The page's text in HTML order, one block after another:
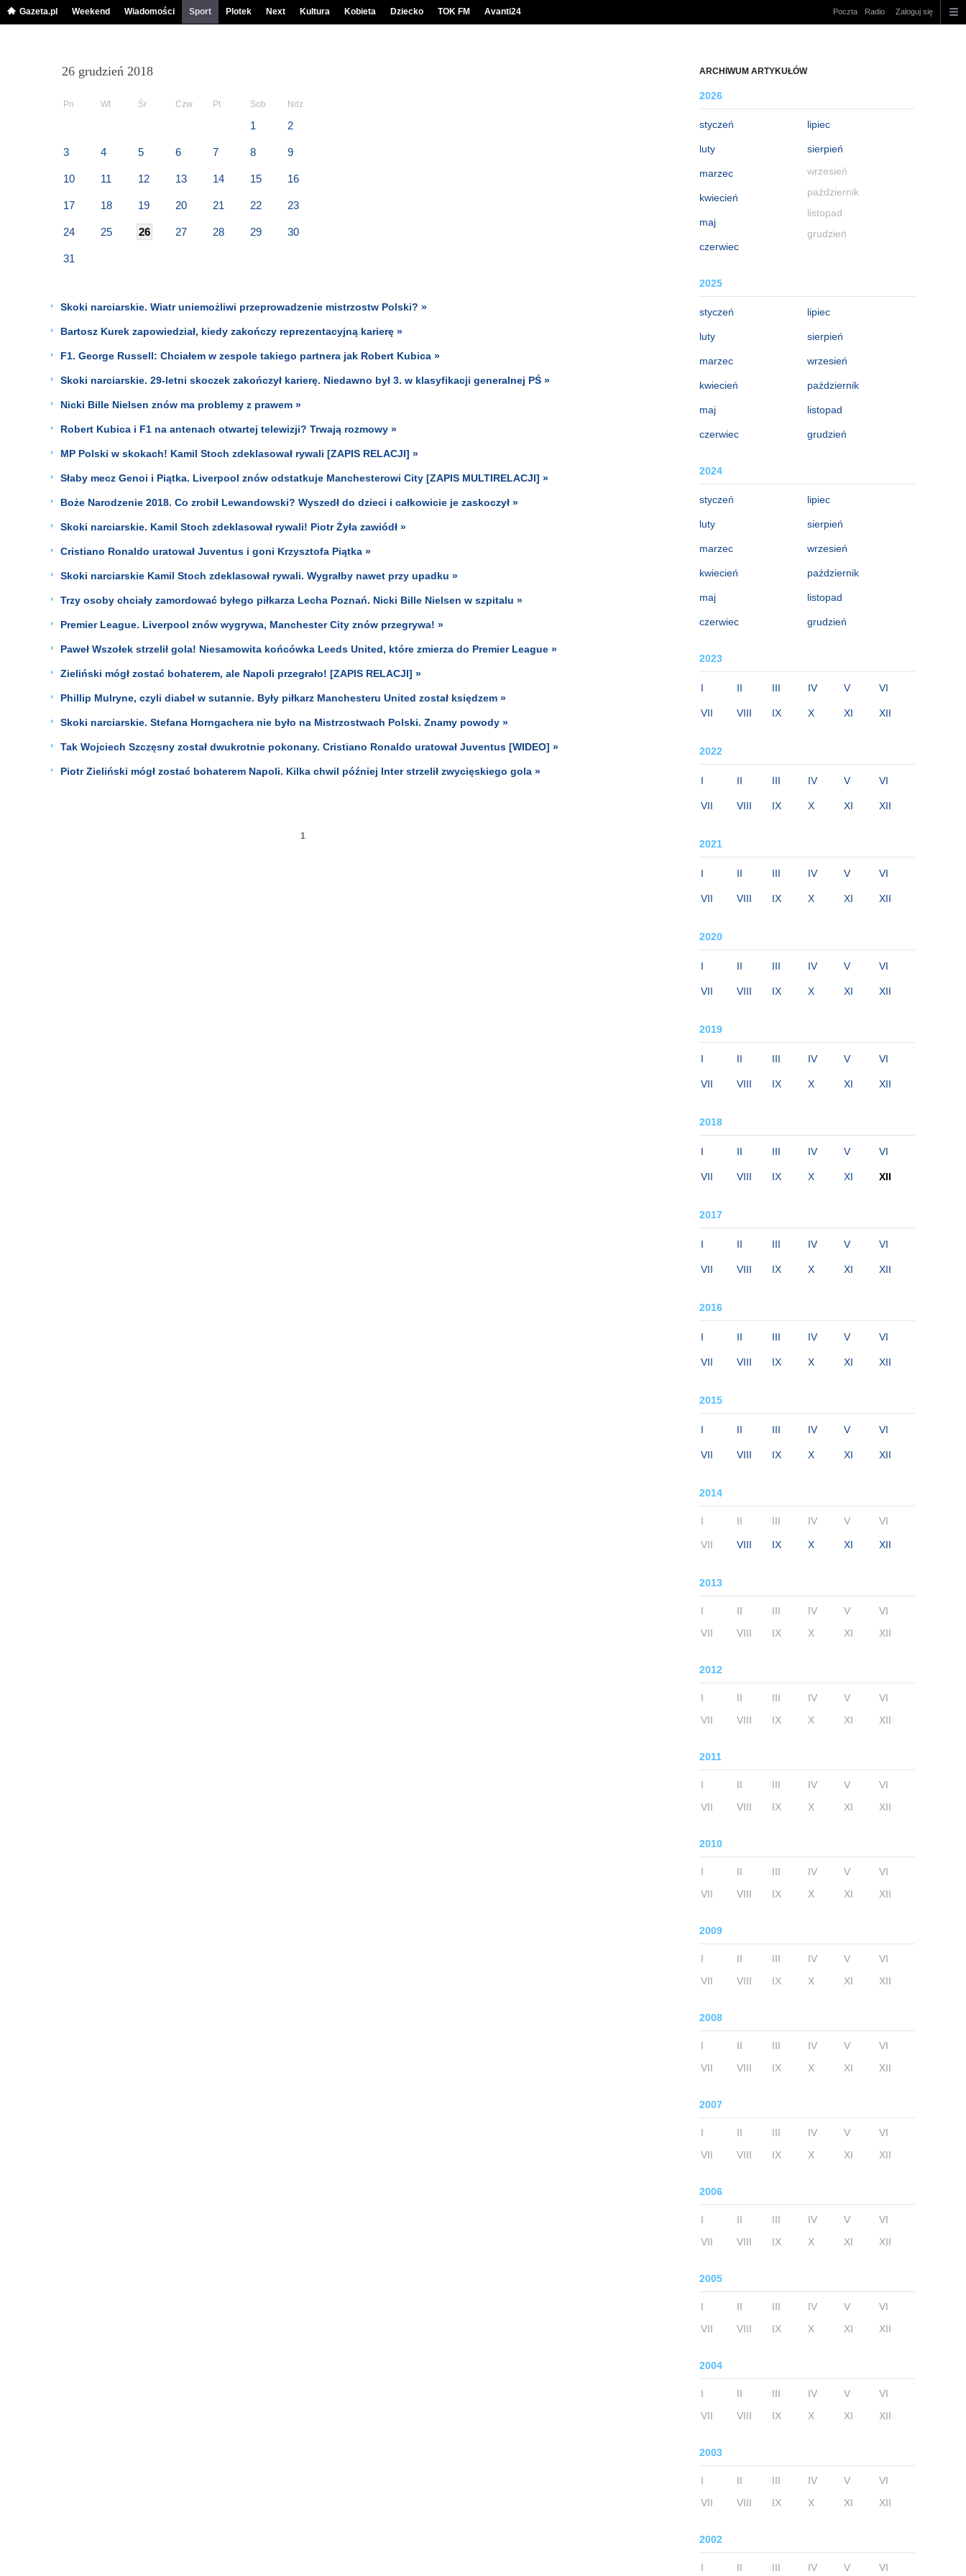
Gazeta.pl Weekend Wiadomości Sport Plotek Next Kultura Kobieta Dziecko TOK FM Avanti24 Poczta Radio Zaloguj się
ARCHIWUM ARTYKUŁÓW
2026
styczeń
luty
marzec
kwiecień
maj
czerwiec
lipiec
sierpień
wrzesień
październik
listopad
grudzień
2025
styczeń
luty
marzec
kwiecień
maj
czerwiec
lipiec
sierpień
wrzesień
październik
listopad
grudzień
2024
styczeń
luty
marzec
kwiecień
maj
czerwiec
lipiec
sierpień
wrzesień
październik
listopad
grudzień
2023
I II III IV V VI
VII VIII IX X XI XII
2022
I II III IV V VI
VII VIII IX X XI XII
2021
I II III IV V VI
VII VIII IX X XI XII
2020
I II III IV V VI
VII VIII IX X XI XII
2019
I II III IV V VI
VII VIII IX X XI XII
2018
I II III IV V VI
VII VIII IX X XI XII
2017
I II III IV V VI
VII VIII IX X XI XII
2016
I II III IV V VI
VII VIII IX X XI XII
2015
I II III IV V VI
VII VIII IX X XI XII
2014
I II III IV V VI
VII VIII IX X XI XII
2013
I II III IV V
VI
VII
VIII IX X XI XII
2012
I II III IV V
VI
VII
VIII IX X XI XII
2011
I II III IV V
VI
VII
VIII IX X XI XII
2010
I II III IV V
VI
VII
VIII IX X XI XII
2009
I II III IV V
VI
VII
VIII IX X XI XII
2008
I II III IV V
VI
VII
VIII IX X XI XII
2007
I II III IV V
VI
VII
VIII IX X XI XII
2006
I II III IV V
VI
VII
VIII IX X XI XII
2005
I II III IV V
VI
VII
VIII IX X XI XII
2004
I II III IV V
VI
VII
VIII IX X XI XII
2003
I II III IV V
VI
VII
VIII IX X XI XII
2002
I II III IV V VI
26 grudzień 2018
Pn Wt Śr Czw Pt Sob Ndz
1 2
3 4 5 6 7 8 9
10 11 12 13 14 15 16
17 18 19 20 21 22 23
24 25 26 27 28 29 30
31
Skoki narciarskie. Wiatr uniemożliwi przeprowadzenie mistrzostw Polski? »
Bartosz Kurek zapowiedział, kiedy zakończy reprezentacyjną karierę »
F1. George Russell: Chciałem w zespole takiego partnera jak Robert Kubica »
Skoki narciarskie. 29-letni skoczek zakończył karierę. Niedawno był 3. w klasyfikacji generalnej PŚ »
Nicki Bille Nielsen znów ma problemy z prawem »
Robert Kubica i F1 na antenach otwartej telewizji? Trwają rozmowy »
MP Polski w skokach! Kamil Stoch zdeklasował rywali [ZAPIS RELACJI] »
Słaby mecz Genoi i Piątka. Liverpool znów odstatkuje Manchesterowi City [ZAPIS MULTIRELACJI] »
Boże Narodzenie 2018. Co zrobił Lewandowski? Wyszedł do dzieci i całkowicie je zaskoczył »
Skoki narciarskie. Kamil Stoch zdeklasował rywali! Piotr Żyła zawiódł »
Cristiano Ronaldo uratował Juventus i goni Krzysztofa Piątka »
Skoki narciarskie Kamil Stoch zdeklasował rywali. Wygrałby nawet przy upadku »
Trzy osoby chciały zamordować byłego piłkarza Lecha Poznań. Nicki Bille Nielsen w szpitalu »
Premier League. Liverpool znów wygrywa, Manchester City znów przegrywa! »
Paweł Wszołek strzelił gola! Niesamowita końcówka Leeds United, które zmierza do Premier League »
Zieliński mógł zostać bohaterem, ale Napoli przegrało! [ZAPIS RELACJI] »
Phillip Mulryne, czyli diabeł w sutannie. Były piłkarz Manchesteru United został księdzem »
Skoki narciarskie. Stefana Horngachera nie było na Mistrzostwach Polski. Znamy powody »
Tak Wojciech Szczęsny został dwukrotnie pokonany. Cristiano Ronaldo uratował Juventus [WIDEO] »
Piotr Zieliński mógł zostać bohaterem Napoli. Kilka chwil później Inter strzelił zwycięskiego gola »
1